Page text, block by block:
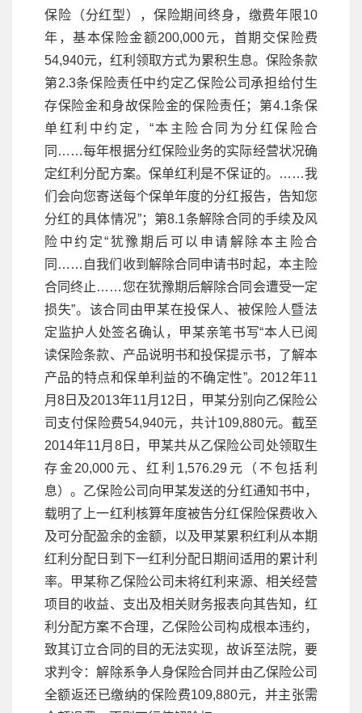
保险（分红型），保险期间终身，缴费年限10
年，基本保险金额200,000元，首期交保险费
54,940元，红利领取方式为累积生息。保险条款
第2.3条保险责任中约定乙保险公司承担给付生
存保险金和身故保险金的保险责任；第4.1条保
单红利中约定，“本主险合同为分红保险合
同……每年根据分红保险业务的实际经营状况确
定红利分配方案。保单红利是不保证的。……我
们会向您寄送每个保单年度的分红报告，告知您
分红的具体情况”；第8.1条解除合同的手续及风
险中约定“犹豫期后可以申请解除本主险合
同……自我们收到解除合同申请书时起，本主险
合同终止……您在犹豫期后解除合同会遭受一定
损失”。该合同由甲某在投保人、被保险人暨法
定监护人处签名确认，甲某亲笔书写“本人已阅
读保险条款、产品说明书和投保提示书，了解本
产品的特点和保单利益的不确定性”。2012年11
月8日及2013年11月12日，甲某分别向乙保险公
司支付保险费54,940元，共计109,880元。截至
2014年11月8日，甲某共从乙保险公司处领取生
存金20,000元、红利1,576.29元（不包括利
息）。乙保险公司向甲某发送的分红通知书中，
载明了上一红利核算年度被告分红保险保费收入
及可分配盈余的金额，以及甲某累积红利从本期
红利分配日到下一红利分配日期间适用的累计利
率。甲某称乙保险公司未将红利来源、相关经营
项目的收益、支出及相关财务报表向其告知，红
利分配方案不合理，乙保险公司构成根本违约，
致其订立合同的目的无法实现，故诉至法院，要
求判令：解除系争人身保险合同并由乙保险公司
全额返还已缴纳的保险费109,880元，并主张需